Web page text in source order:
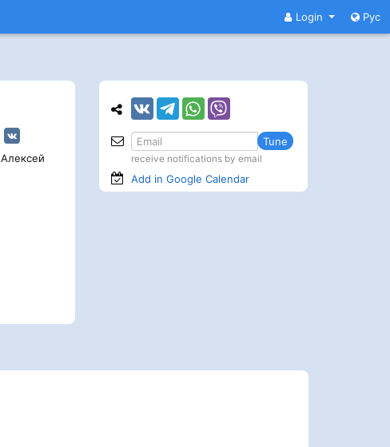
Login Рус
Алексей
Tune
receive notifications by email
Add in Google Calendar